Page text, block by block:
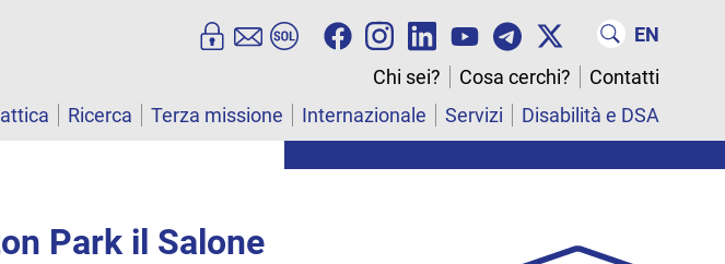
EN
Chi sei?
Cosa cerchi?
Contatti
Ricerca Terza missione Internazionale Servizi Disabilità e DSA
Park il Salone